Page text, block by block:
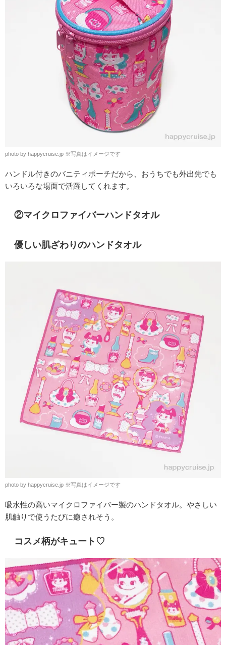
photo by happycruise.jp ※写真はイメージです
ハンドル付きのバニティポーチだから、 おうちでも外出先でも
いろいろな場面で活躍してくれます。
②マイクロファイバーハンドタオル
優しい肌ざわりのハンドタオル
photo by happycruise.jp ※写真はイメージです
吸水性の高いマイクロファイバー製のハンドタオル。やさしい
肌触りで使うたびに癒されそう。
コスメ柄がキュート♡